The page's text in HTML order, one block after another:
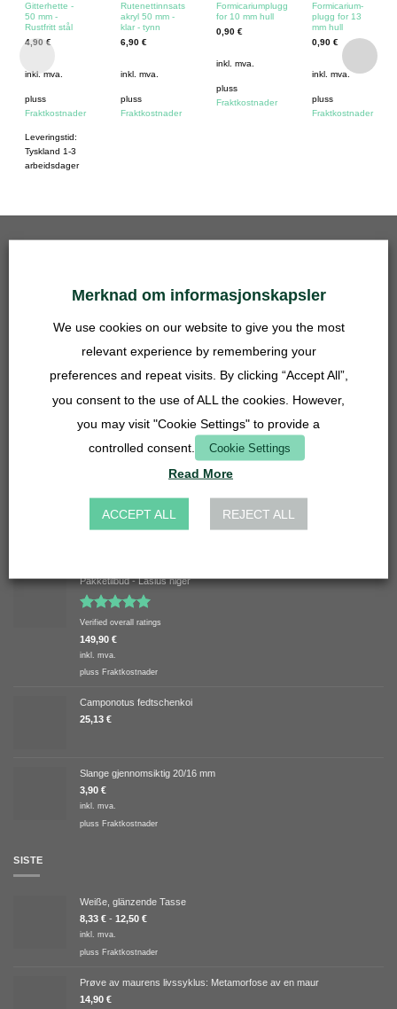
Gitterhette -
50 mm -
Rustfritt stål
4,90 €
inkl. mva.
pluss
Fraktkostnader
Leveringstid:
Tyskland 1-3
arbeidsdager
Rutenettinnsats
akryl 50 mm -
klar - tynn
6,90 €
inkl. mva.
pluss
Fraktkostnader
Formicariumplugg
for 10 mm hull
0,90 €
inkl. mva.
pluss
Fraktkostnader
Formicarium-
plugg for 13
mm hull
0,90€
inkl. mva.
pluss
Fraktkostnader
Gitterinnsats - 50 mm - rustfritt stål
inkl. mva.
Slangestuss 27 mm - 14, 16, 20 mm - gjennomsiktig
inkl. mva.
pluss Fraktkostnader
Gitterinnsats - 27 mm - rustfritt stål
Pakketilbud - Lasius niger
Vurdert
5.00av 5
Verified overall ratings
149,90 €
inkl. mva.
pluss Fraktkostnader
Camponotus fedtschenkoi
25,13 €
Slange gjennomsiktig 20/16 mm
3,90 €
inkl. mva.
pluss Fraktkostnader
SISTE
Weiße, glänzende Tasse
8,33 € - 12,50 €
inkl. mva.
pluss Fraktkostnader
Prøve av maurens livssyklus: Metamorfose av en maur
14,90 €
Merknad om informasjonskapsler
We use cookies on our website to give you the most
relevant experience by remembering your
preferences and repeat visits. By clicking “Accept All”,
you consent to the use of ALL the cookies. However,
you may visit "Cookie Settings" to provide a
controlled consent.
Cookie Settings
Read More
ACCEPT ALL REJECT ALL